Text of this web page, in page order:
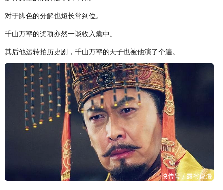
对于脚色的分解也短长常到位。
千山万壑的奖项亦然一谈收入囊中。
其后他运转拍历史剧，千山万壑的天子也被他演了个遍。